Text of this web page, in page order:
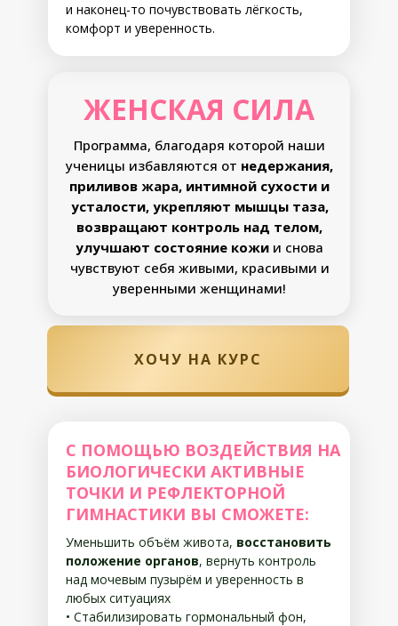
ХОЧУ НА КУРС
ЖЕНСКАЯ СИЛА
Программа, благодаря которой наши
ученицы избавляются от недержания,
приливов жара, интимной сухости и
усталости, укрепляют мышцы таза,
возвращают контроль над телом,
улучшают состояние кожи и снова
чувствуют себя живыми, красивыми и
уверенными женщинами!
и наконец-то почувствовать лёгкость,
комфорт и уверенность.
С ПОМОЩЬЮ ВОЗДЕЙСТВИЯ НА
БИОЛОГИЧЕСКИ АКТИВНЫЕ
ТОЧКИ И РЕФЛЕКТОРНОЙ
ГИМНАСТИКИ ВЫ СМОЖЕТЕ:
Уменьшить объём живота, восстановить
положение органов, вернуть контроль
над мочевым пузырём и уверенность в
любых ситуациях
• Стабилизировать гормональный фон,